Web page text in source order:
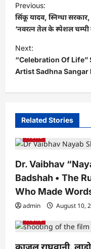
o
s
t
n
a
v
g
a
i
o
n
Previous:
सिंकू यादव, स्निग्धा
‘नवरत्न तेल के स्पेशल चम्पी
Next:
“Celebration Of Life”
Artist Sadhna
Related Stories
News
Dr. Vaibhav
Badshah • The
Who Made
admin
August 10,
News
काजल राघवानी,